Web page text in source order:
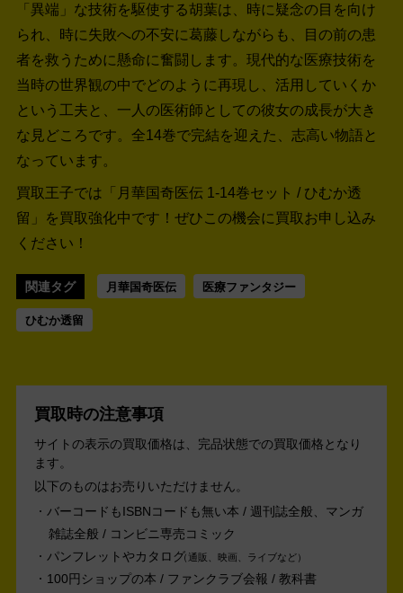
「異端」な技術を駆使する胡葉は、時に疑念の目を向け
られ、時に失敗への不安に葛藤しながらも、目の前の患
者を救うために懸命に奮闘します。現代的な医療技術を
当時の世界観の中でどのように再現し、活用していくか
という工夫と、一人の医術師としての彼女の成長が大き
な見どころです。全14巻で完結を迎えた、志高い物語と
なっています。
買取王子では「月華国奇医伝 1-14巻セット / ひむか透
留」を買取強化中です！ ぜひこの機会に買取お申し込み
ください！
関連タグ 月華国奇医伝 医療ファンタジー
ひむか透留
買取時の注意事項
サイトの表示の買取価格は、完品状態での買取価格となり
ます。
以下のものはお売りいただけません。
バーコードもISBNコードも無い本 / 週刊誌全般、マンガ
雑誌全般 / コンビニ専売コミック
パンフレットやカタログ 通販、映画、ライブなど
100円ショップの本 / ファンクラブ会報 / 教科書